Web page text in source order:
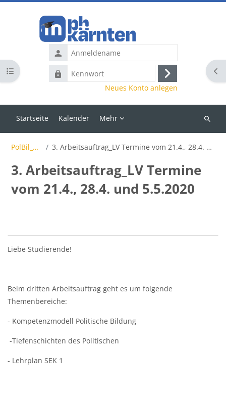
Anmeldename
Kennwort
Anmelden
Neues Konto anlegen
Startseite Kalender Mehr
Kurse
Kursindex öffnen
PolBil_2020 3. Arbeitsauftrag_LV Termine vom 21.4., 28.4. und 5.5.2020
3. Arbeitsauftrag_LV Termine
vom 21.4., 28.4. und 5.5.2020
Blöcke
Abschnittsübersicht
Liebe Studierende!
Beim dritten Arbeitsauftrag geht es um folgende
Themenbereiche:
- Kompetenzmodell Politische Bildung
-Tiefenschichten des Politischen
- Lehrplan SEK 1